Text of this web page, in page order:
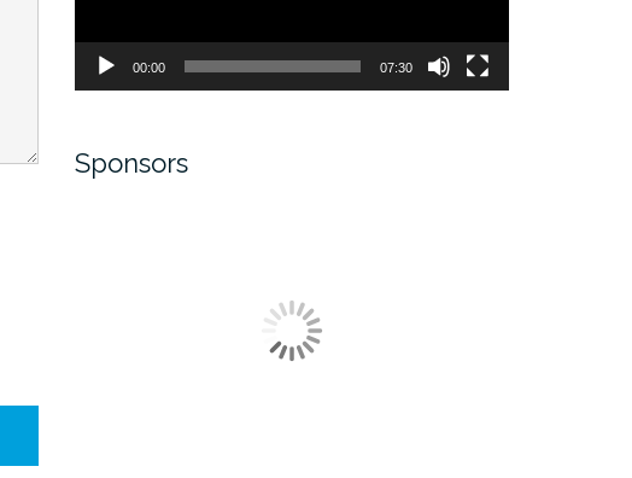
00:00 07:30
Sponsors